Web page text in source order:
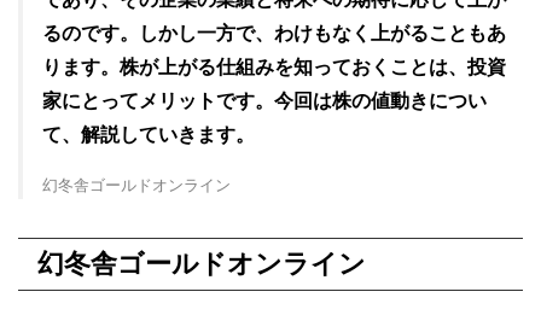
るのです。しかし一方で、わけもなく上がることもあ
ります。株が上がる仕組みを知っておくことは、投資
家にとってメリットです。今回は株の値動きについ
て、解説していきます。
幻冬舎ゴールドオンライン
幻冬舎ゴールドオンライン